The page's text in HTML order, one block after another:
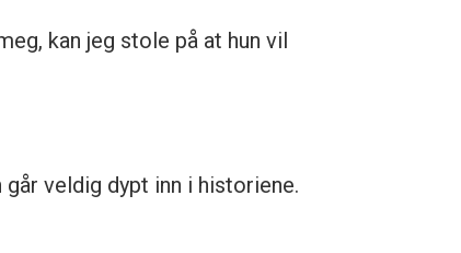
kan jeg stole på at hun vil
veldig dypt inn i historiene.